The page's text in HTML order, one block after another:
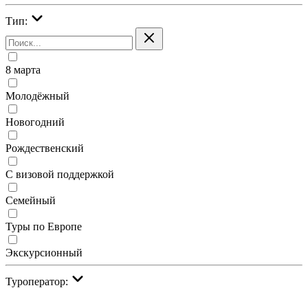
Тип:
8 марта
Молодёжный
Новогодний
Рождественский
С визовой поддержкой
Семейный
Туры по Европе
Экскурсионный
Туроператор: